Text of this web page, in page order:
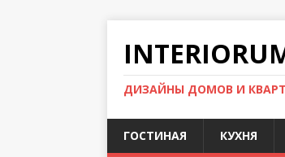
ДИЗАЙНЫ ДОМОВ И
ГОСТИНАЯ КУХНЯ